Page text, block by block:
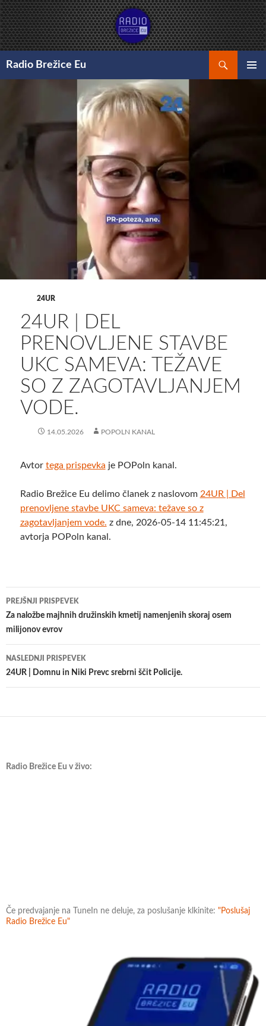
Preskoči
na
vsebino
Radio Brežice Eu
24UR
24UR | DEL
PRENOVLJENE STAVBE
UKC SAMEVA: TEŽAVE
SO Z ZAGOTAVLJANJEM
VODE.
14.05.2026 POPOLN KANAL
Avtor tega prispevka je POPoln kanal.
Radio Brežice Eu delimo članek z naslovom 24UR | Del
prenovljene stavbe UKC sameva: težave so z
zagotavljanjem vode. z dne, 2026-05-14 11:45:21,
avtorja POPoln kanal.
Krmarjenje
po
prispevkih
PREJŠNJI PRISPEVEK
Za naložbe majhnih družinskih kmetij namenjenih skoraj osem
milijonov evrov
NASLEDNJI PRISPEVEK
24UR | Domnu in Niki Prevc srebrni ščit Policije.
Radio Brežice Eu v živo:
Če predvajanje na TuneIn ne deluje, za poslušanje klkinite: "Poslušaj
Radio Brežice Eu"